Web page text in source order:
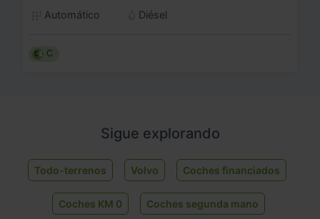
Automático
Diésel
C
Sigue explorando
Todo-terrenos Volvo Coches financiados
Coches KM 0 Coches segunda mano